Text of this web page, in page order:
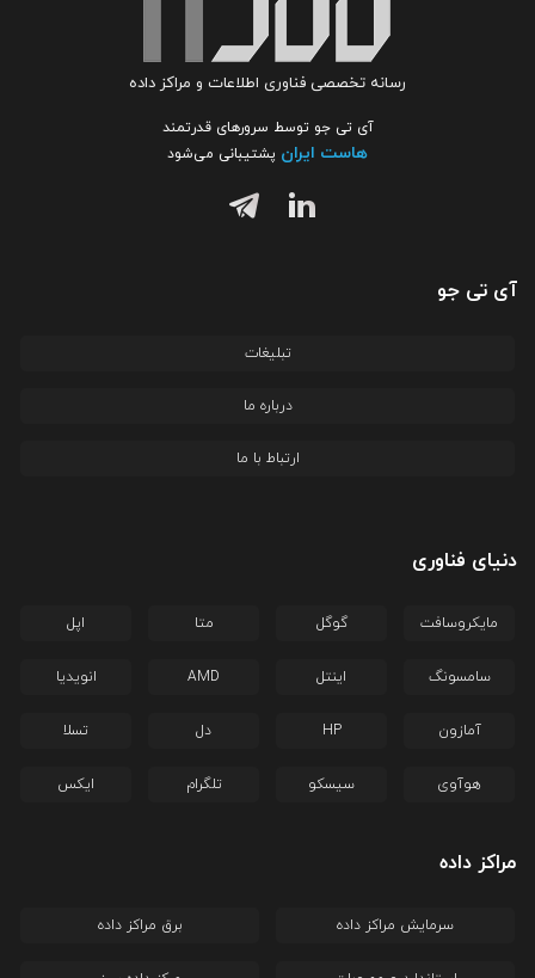
رسانه تخصصی فناوری اطلاعات و مراکز داده
آی تی جو توسط سرورهای قدرتمند
هاست ایران پشتیبانی می‌شود
آی تی جو
تبلیغات
درباره ما
ارتباط با ما
دنیای فناوری
مایکروسافت گوگل متا اپل
سامسونگ اینتل AMD انویدیا
آمازون HP دل تسلا
هوآوی سیسکو تلگرام ایکس
مراکز داده
سرمایش مراکز داده برق مراکز داده